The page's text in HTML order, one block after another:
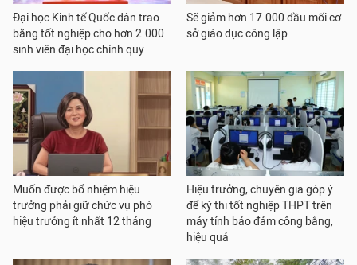
Đại học Kinh tế Quốc dân trao
bằng tốt nghiệp cho hơn 2.000
sinh viên đại học chính quy
Sẽ giảm hơn 17.000 đầu mối cơ
sở giáo dục công lập
Muốn được bổ nhiệm hiệu
trưởng phải giữ chức vụ phó
hiệu trưởng ít nhất 12 tháng
Hiệu trưởng, chuyên gia góp ý
để kỳ thi tốt nghiệp THPT trên
máy tính bảo đảm công bằng,
hiệu quả